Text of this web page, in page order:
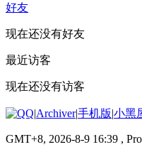
好友
现在还没有好友
最近访客
现在还没有访客
|Archiver|手机版|小黑
GMT+8, 2026-8-9 16:39 ,